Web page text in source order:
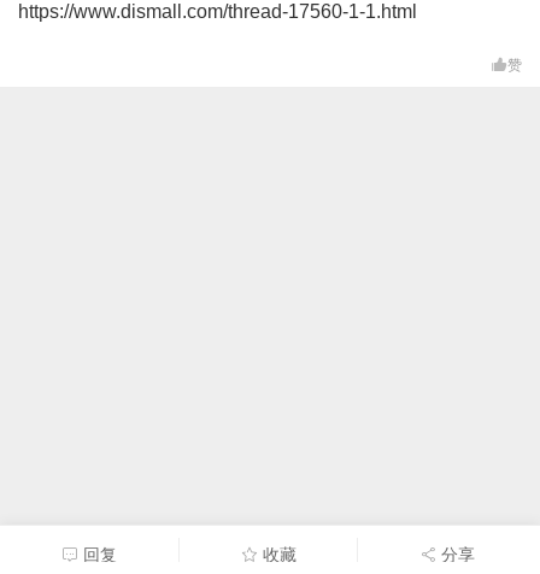
https://www.dismall.com/thread-17560-1-1.html
赞
回复 收藏 分享